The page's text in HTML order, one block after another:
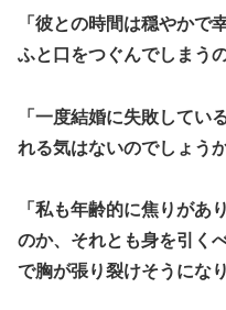
「彼との時間は穏やかで
ふと口をつぐんでしまう
「一度結婚に失敗してい
れる気はないのでしょうか
「私も年齢的に焦りが
のか、それとも身を引く
で胸が張り裂けそうにな